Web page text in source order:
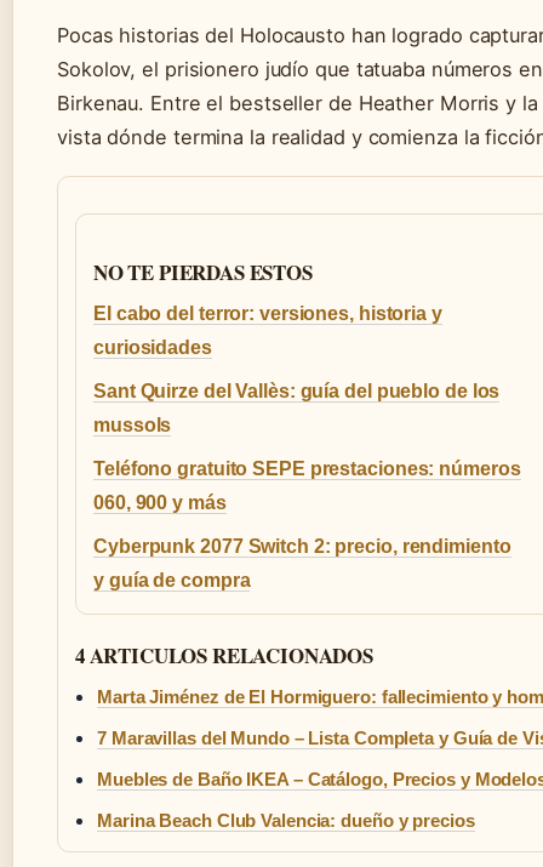
Pocas historias del Holocausto han logrado
Sokolov, el prisionero judío que tatuaba números
Birkenau. Entre el bestseller de Heather Morris y
vista dónde termina la realidad y comienza la
NO TE PIERDAS ESTOS
El cabo del terror: versiones, historia y
curiosidades
Sant Quirze del Vallès: guía del pueblo de los
mussols
Teléfono gratuito SEPE prestaciones: números
060, 900 y más
Cyberpunk 2077 Switch 2: precio, rendimiento
y guía de compra
4 ARTICULOS RELACIONADOS
Marta Jiménez de El Hormiguero: fallecimiento y
7 Maravillas del Mundo – Lista Completa y Guía de
Muebles de Baño IKEA – Catálogo, Precios y
Marina Beach Club Valencia: dueño y precios